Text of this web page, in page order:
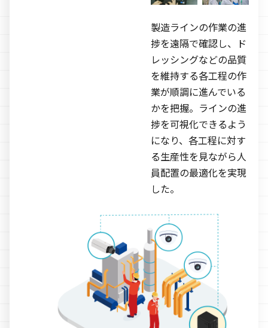
製造ラインの作業の進
捗を遠隔で確認し、ド
レッシングなどの品質
を維持する各工程の作
業が順調に進んでいる
かを把握。ラインの進
捗を可視化できるよう
になり、各工程に対す
る生産性を見ながら人
員配置の最適化を実現
した。